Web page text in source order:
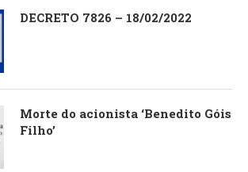
DECRETO 7826 – 18/02/2022
Morte do acionista ‘Benedito Góis
Filho’